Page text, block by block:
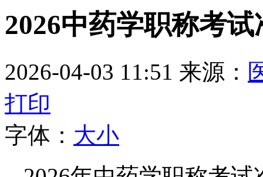
2026中药学职称考
2026-04-03 11:51 来源：
打印
字体： 大小